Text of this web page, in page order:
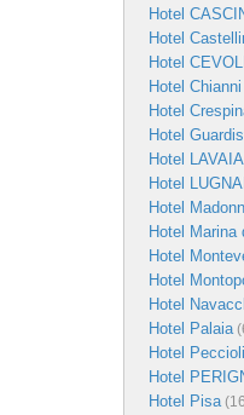
Hotel
Hotel
Hotel CEVOLI
Hotel Chianni
Hotel
Hotel
Hotel
Hotel
Hotel
Hotel Marina
Hotel
Hotel
Hotel
Hotel Palaia
Hotel Peccioli
Hotel
Hotel Pisa